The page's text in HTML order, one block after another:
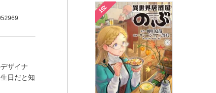
ザイナ
日だと知
1位